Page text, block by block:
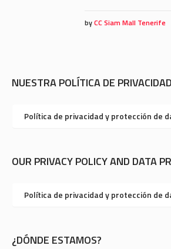
byCC Siam Mall Tenerife
NUESTRA POLÍTICA DE PRIVACIDAD
Política de privacidad y protección de
OUR PRIVACY POLICY AND DATA
Política de privacidad y protección de
¿DÓNDE ESTAMOS?